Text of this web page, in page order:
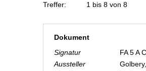
Treffer:
1 bis 8 von 8
Dokument
Signatur
FA 5 A
Aussteller